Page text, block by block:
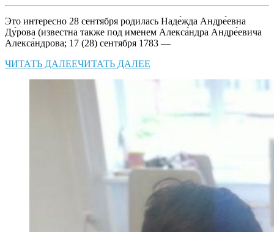
Это интересно 28 сентября родилась Наде́жда Андре́евна
Ду́рова (известна также под именем Алекса́ндра Андре́евича
Алекса́ндрова; 17 (28) сентября 1783 —
ЧИТАТЬ ДАЛЕЕЧИТАТЬ ДАЛЕЕ